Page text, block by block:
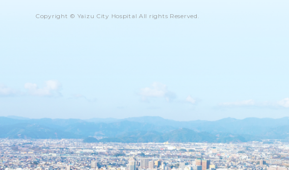
Copyright © Yaizu City Hospital All rights Reserved.